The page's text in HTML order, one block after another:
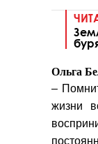
Ольга
–
жизни